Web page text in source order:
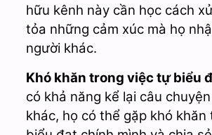
hữu kênh này cần học cách
tỏa những cảm xúc mà họ
người khác.
Khó khăn trong việc tự biểu
có khả năng kể lại câu
khác, họ có thể gặp khó khăn